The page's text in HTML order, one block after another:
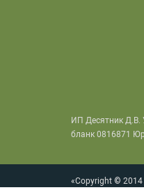
ИП Десятник Д.В.
бланк 0816871
«Copyright © 2014